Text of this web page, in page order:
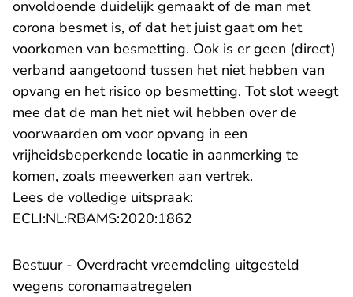
onvoldoende duidelijk gemaakt of de man met
corona besmet is, of dat het juist gaat om het
voorkomen van besmetting. Ook is er geen (direct)
verband aangetoond tussen het niet hebben van
opvang en het risico op besmetting. Tot slot weegt
mee dat de man het niet wil hebben over de
voorwaarden om voor opvang in een
vrijheidsbeperkende locatie in aanmerking te
komen, zoals meewerken aan vertrek.
Lees de volledige uitspraak:
ECLI:NL:RBAMS:2020:1862
Bestuur - Overdracht vreemdeling uitgesteld
wegens coronamaatregelen